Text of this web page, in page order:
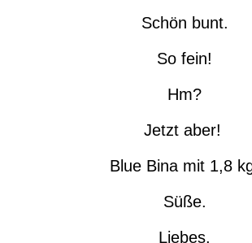
Schön bunt.
So fein!
Hm?
Jetzt aber!
Blue Bina mit 1,8
Süße.
Liebes.